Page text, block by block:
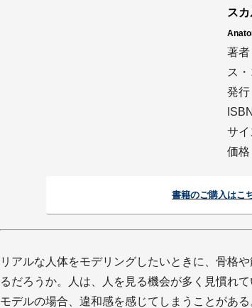
ス
著者
ス
発
サ
価格
書籍のご購入はこ
リアルな人体をモデリングしたいときに、骨格
るだろうか。人は、人を見る機会が多く見慣れ
モデルの場合、違和感を感じてしまうことがある